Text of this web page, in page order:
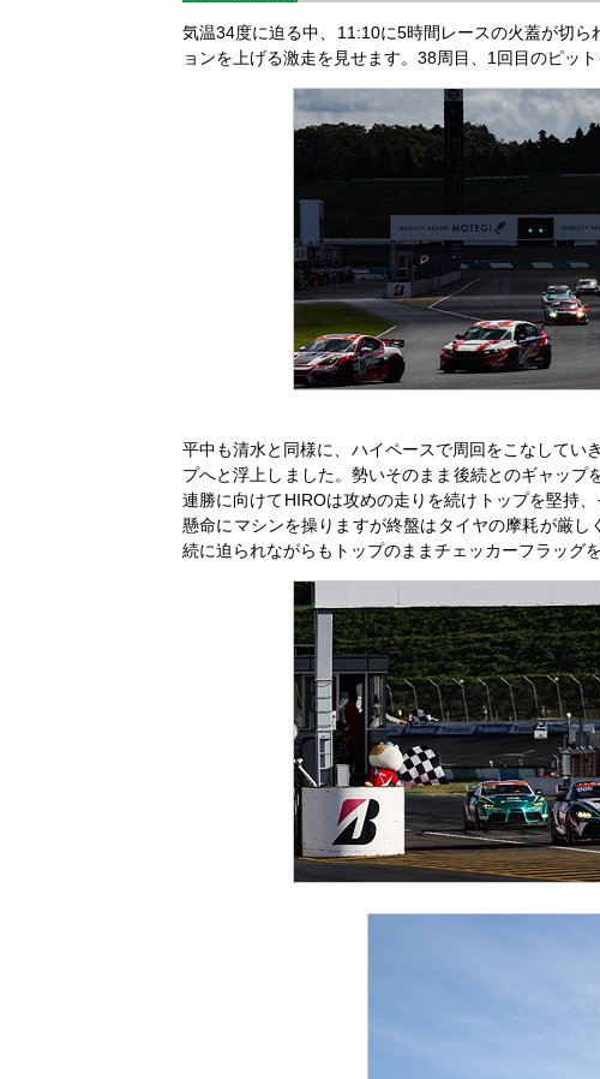
気温34度に迫る中、11:10に5時間レースの火蓋が切
ョンを上げる激走を見せます。38周目、1回目のピッ
平中も清水と同様に、ハイペースで周回をこなしてい
プへと浮上しました。勢いそのまま後続とのギャッ
連勝に向けてHIROは攻めの走りを続けトップを堅持
懸命にマシンを操りますが終盤はタイヤの摩耗が厳
続に迫られながらもトップのままチェッカーフラッグ